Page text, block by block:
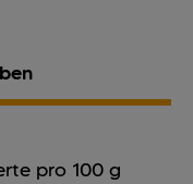
pro 100 g